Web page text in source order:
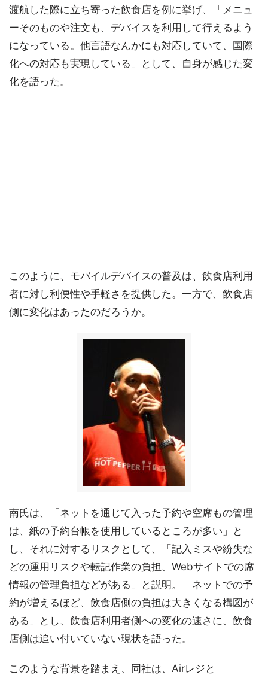
渡航した際に立ち寄った飲食店を例に挙げ、「メニュ
ーそのものや注文も、デバイスを利用して行えるよう
になっている。他言語なんかにも対応していて、国際
化への対応も実現している」として、自身が感じた変
化を語った。
このように、モバイルデバイスの普及は、飲食店利用
者に対し利便性や手軽さを提供した。一方で、飲食店
側に変化はあったのだろうか。
南氏は、「ネットを通じて入った予約や空席もの管理
は、紙の予約台帳を使用しているところが多い」と
し、それに対するリスクとして、「記入ミスや紛失な
どの運用リスクや転記作業の負担、Webサイトでの席
情報の管理負担などがある」と説明。「ネットでの予
約が増えるほど、飲食店側の負担は大きくなる構図が
ある」とし、飲食店利用者側への変化の速さに、飲食
店側は追い付いていない現状を語った。
このような背景を踏まえ、同社は、Airレジと